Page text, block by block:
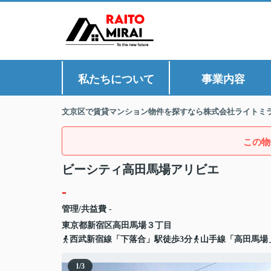
私たちについて 事業内容
文京区で賃貸マンション物件を探すなら株式会社ライトミ
この
ビーシティ高田馬場アリビエ
-
管理/共益費 -
東京都新宿区高田馬場３丁目
西武新宿線「下落合」駅徒歩3分
山手線「高田馬場
1/3